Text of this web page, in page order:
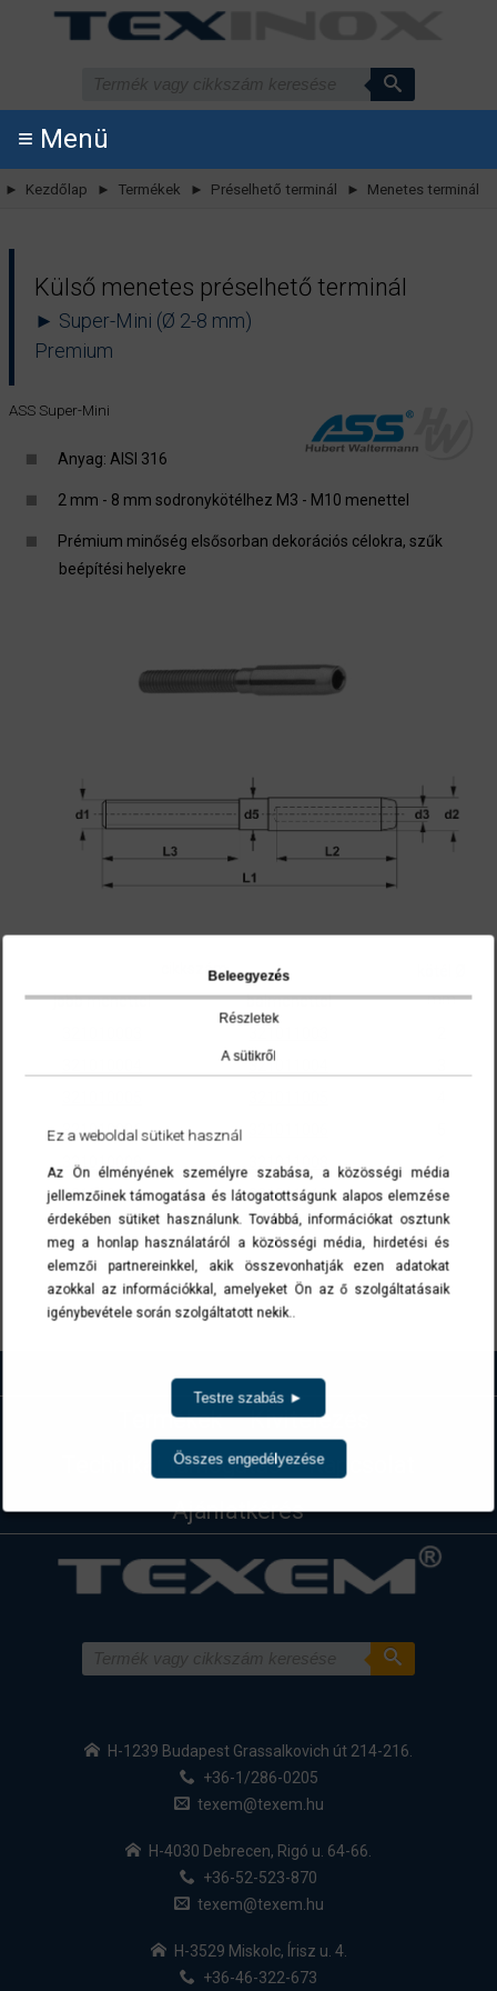
≡ Menü
► Kezdőlap ► Termékek ► Préselhető terminál ► Menetes terminál
Külső menetes préselhető terminál
► Super-Mini (Ø 2-8 mm)
Premium
ASS Super-Mini
Anyag: AISI 316
2 mm - 8 mm sodronykötélhez M3 - M10 menettel
Prémium minőség elsősorban dekorációs célokra, szűk
beépítési helyekre
cikkszám
mm
jobb menettel
balmenettel
321011004
321010006
321010008
321011008
6
321010010
321011010 8
A cikkszámokra kattintva a termék(ek) az ajánlatkérés menüben
Vissza
Termékek
Kivitelezés
Technikai támogatás
Kapcsolat
Ajánlatkérés
H-1239 Budapest Grassalkovich út 214-216.
+36-1/286-0205
texem@texem.hu
H-4030 Debrecen, Rigó u. 64-66.
+36-52-523-870
texem@texem.hu
H-3529 Miskolc, Írisz u. 4.
+36-46-322-673
Beleegyezés
Részletek
A sütikről
Ez a weboldal sütiket használ
Az Ön élményének személyre szabása, a közösségi média
jellemzőinek támogatása és látogatottságunk alapos elemzése
érdekében sütiket használunk. Továbbá, információkat osztunk
meg a honlap használatáról a közösségi média, hirdetési és
elemzői partnereinkkel, akik összevonhatják ezen adatokat
azokkal az információkkal, amelyeket Ön az ő szolgáltatásaik
igénybevétele során szolgáltatott nekik..
Testre szabás ►
Összes engedélyezése